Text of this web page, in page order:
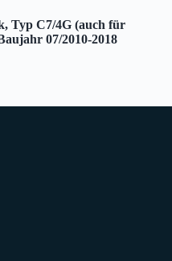
Typ C7/4G (auch für
07/2010-2018